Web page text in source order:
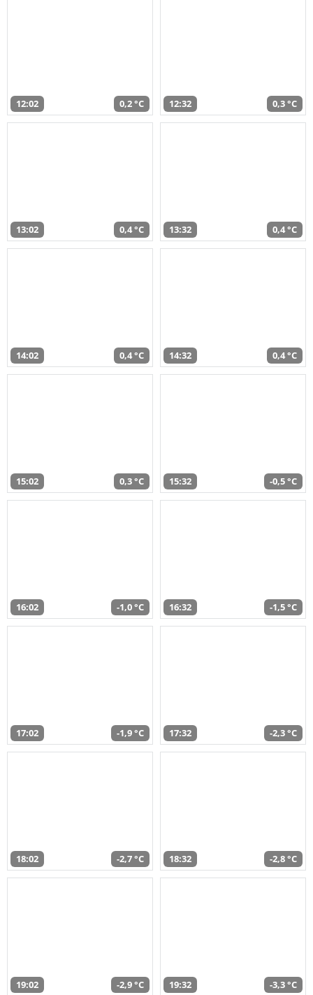
12:02 0,2 °C 12:32 0,3 °C
13:02 0,4 °C 13:32 0,4 °C
14:02 0,4 °C 14:32 0,4 °C
15:02 0,3 °C 15:32 -0,5 °C
16:02 -1,0 °C 16:32 -1,5 °C
17:02 -1,9 °C 17:32 -2,3 °C
18:02 -2,7 °C 18:32 -2,8 °C
19:02 -2,9 °C 19:32 -3,3 °C